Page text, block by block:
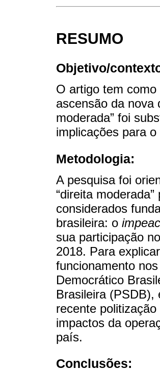
RESUMO
Objetivo/
O artigo tem
ascensão da nova
moderada” foi
implicações para
Metodologia:
A pesquisa foi
“direita
considerados
brasileira: o
sua participação
2018. Para
funcionamento
Democrático
Brasileira (PSDB),
recente
impactos da
país.
Conclusões: